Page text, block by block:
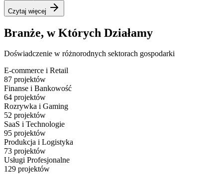
Czytaj więcej
Branże, w Których Działamy
Doświadczenie w różnorodnych sektorach gospodarki
E-commerce i Retail
87 projektów
Finanse i Bankowość
64 projektów
Rozrywka i Gaming
52 projektów
SaaS i Technologie
95 projektów
Produkcja i Logistyka
73 projektów
Usługi Profesjonalne
129 projektów